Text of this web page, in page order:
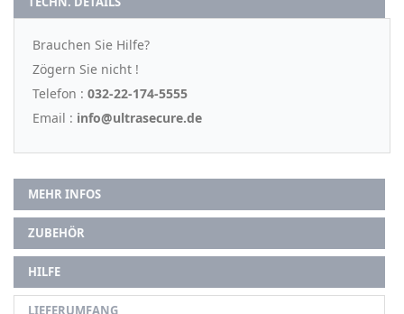
Brauchen Sie Hilfe?
Zögern Sie nicht !
Telefon : 032-22-174-5555
Email : info@ultrasecure.de
MEHR INFOS
ZUBEHÖR
HILFE
LIEFERUMFANG